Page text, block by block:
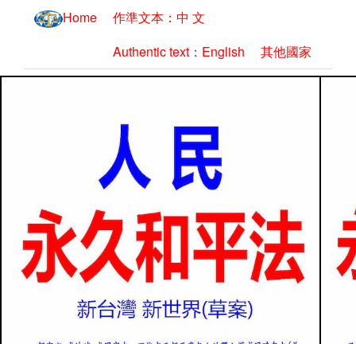
Home
作準文本：中 文
Authentic text：English
其他國家